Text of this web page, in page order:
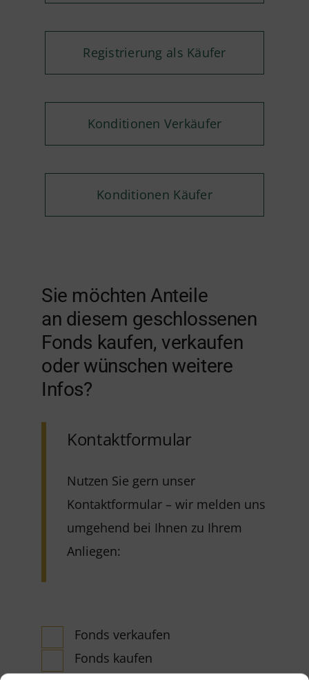
Registrierung als Käufer
Konditionen Verkäufer
Konditionen Käufer
Sie möchten Anteile
an diesem geschlossenen
Fonds kaufen, verkaufen
oder wünschen weitere
Infos?
Kontaktformular
Nutzen Sie gern unser
Kontaktformular – wir melden uns
umgehend bei Ihnen zu Ihrem
Anliegen:
Fonds verkaufen
Fonds kaufen